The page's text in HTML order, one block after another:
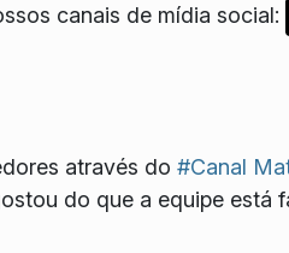
canais de mídia social:
através do #Canal
do que a equipe está